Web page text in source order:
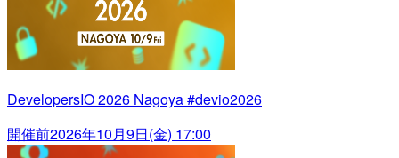
DevelopersIO 2026 Nagoya #devio2026
開催前2026年10月9日(金) 17:00